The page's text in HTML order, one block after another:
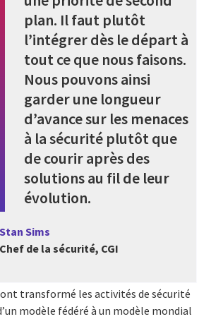
plan. Il faut plutôt
l’intégrer dès le départ à
tout ce que nous faisons.
Nous pouvons ainsi
garder une longueur
d’avance sur les menaces
à la sécurité plutôt que
de courir après des
solutions au fil de leur
évolution.
Stan Sims
Chef de la sécurité, CGI
transformé les activités de sécurité
modèle fédéré à un modèle mondial